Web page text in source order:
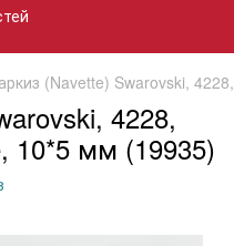
(Navette) Swarovski,
4228,
10*5 мм (19935)